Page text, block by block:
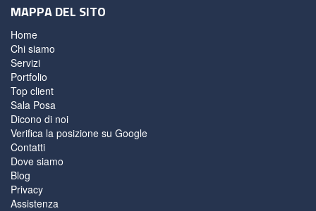
MAPPA DEL SITO
Home
Chi siamo
Servizi
Portfolio
Top client
Sala Posa
Dicono di noi
Verifica la posizione su Google
Contatti
Dove siamo
Blog
Privacy
Assistenza